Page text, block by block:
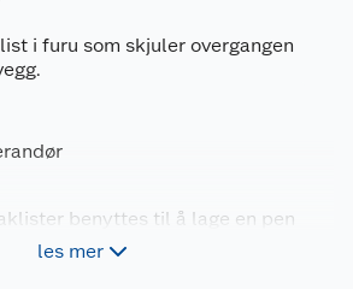
i furu som skjuler overgangen
benyttes til å lage en pen
tak og vegg. Riktig listverk
les mer
4.4 M